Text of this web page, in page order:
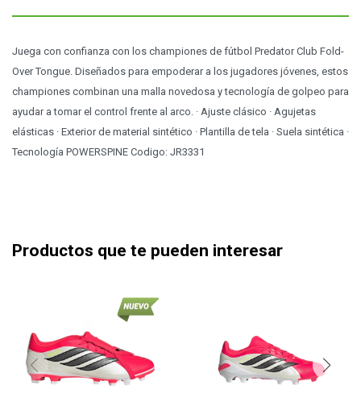
Juega con confianza con los championes de fútbol Predator Club Fold-
Over Tongue. Diseñados para empoderar a los jugadores jóvenes, estos
championes combinan una malla novedosa y tecnología de golpeo para
ayudar a tomar el control frente al arco. · Ajuste clásico · Agujetas
elásticas · Exterior de material sintético · Plantilla de tela · Suela sintética ·
Tecnología POWERSPINE Codigo: JR3331
Productos que te pueden interesar